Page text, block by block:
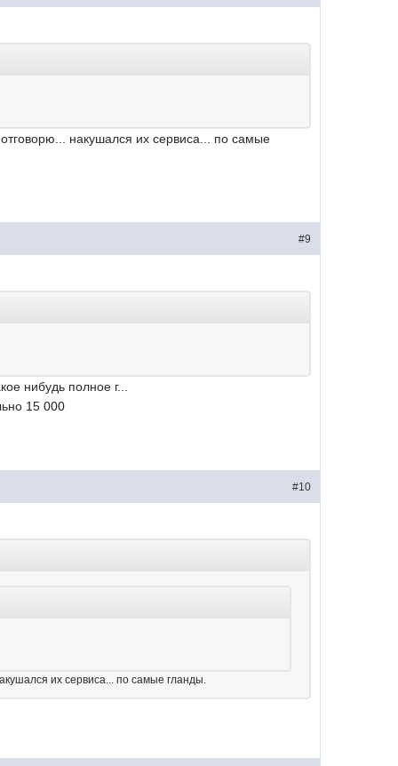
накушался их сервиса... по самые
#9
нибудь полное г...
15 000
#10
их сервиса... по самые гланды.